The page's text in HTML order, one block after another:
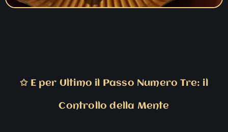
✩E per Ultimo il Passo Numero Tre: il
Controllo della Mente